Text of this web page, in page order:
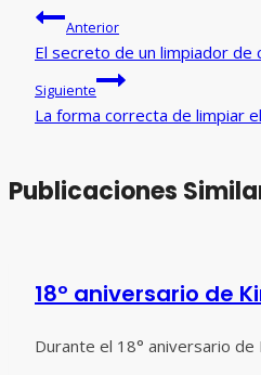
Navegación
de
entradas
Anterior
El secreto de un limpiador
Siguiente
La forma correcta de limpiar
Publicaciones
18º aniversario de
Durante el 18° aniversario